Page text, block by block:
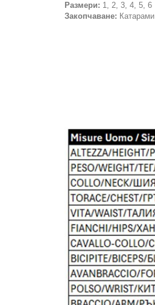
Размери: 1, 2, 3, 4, 5, 6
Закопчаване: Катарами